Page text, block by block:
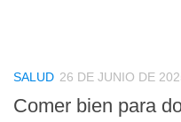
SALUD 26 DE JUNIO DE
Comer bien para